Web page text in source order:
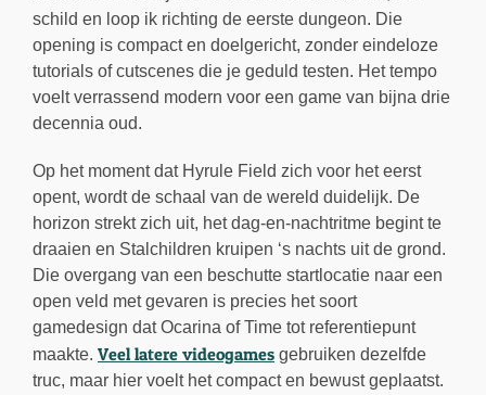
schild en loop ik richting de eerste dungeon. Die
opening is compact en doelgericht, zonder eindeloze
tutorials of cutscenes die je geduld testen. Het tempo
voelt verrassend modern voor een game van bijna drie
decennia oud.
Op het moment dat Hyrule Field zich voor het eerst
opent, wordt de schaal van de wereld duidelijk. De
horizon strekt zich uit, het dag-en-nachtritme begint te
draaien en Stalchildren kruipen ‘s nachts uit de grond.
Die overgang van een beschutte startlocatie naar een
open veld met gevaren is precies het soort
gamedesign dat Ocarina of Time tot referentiepunt
maakte. Veel latere videogames gebruiken dezelfde
truc, maar hier voelt het compact en bewust geplaatst.